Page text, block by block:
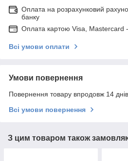
Оплата на розрахунковий
банку
Оплата картою Visa, Mastercard
Всі умови оплати
Умови повернення
Повернення товару впродовж 14
Всі умови повернення
З цим товаром також